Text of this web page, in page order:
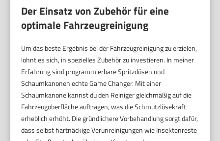
Der Einsatz von Zubehör für eine
optimale Fahrzeugreinigung
Um das beste Ergebnis bei der Fahrzeugreinigung zu erzielen,
lohnt es sich, in spezielles Zubehör zu investieren. In meiner
Erfahrung sind programmierbare Spritzdüsen und
Schaumkanonen echte Game Changer. Mit einer
Schaumkanone kannst du den Reiniger gleichmäßig auf die
Fahrzeugoberfläche auftragen, was die Schmutzlösekraft
erheblich erhöht. Die gründlichere Vorbehandlung sorgt dafür,
dass selbst hartnäckige Verunreinigungen wie Insektenreste